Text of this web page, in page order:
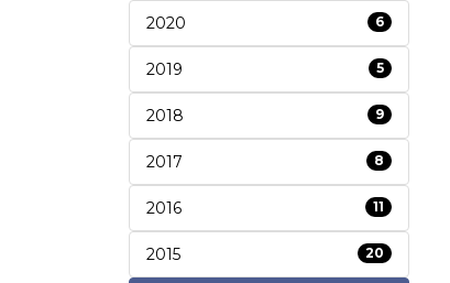
2020 6
2019 5
2018 9
2017 8
2016 11
2015 20